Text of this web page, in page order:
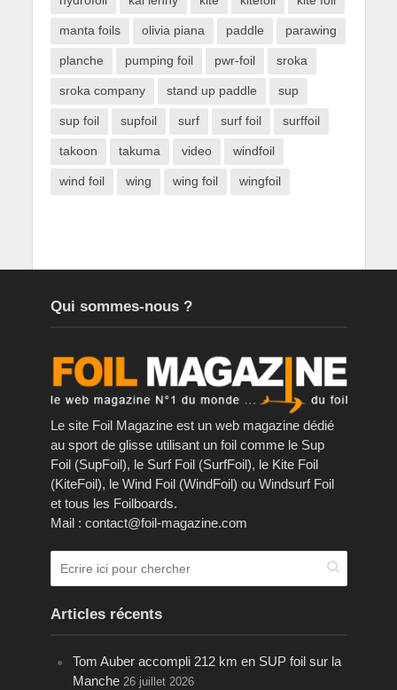
manta foils olivia piana paddle parawing
planche pumping foil pwr-foil sroka
sroka company stand up paddle sup
sup foil supfoil surf surf foil surffoil
takoon takuma video windfoil
wind foil wing wing foil wingfoil
Qui sommes-nous ?
Le site Foil Magazine est un web magazine dédié
au sport de glisse utilisant un foil comme le Sup
Foil (SupFoil), le Surf Foil (SurfFoil), le Kite Foil
(KiteFoil), le Wind Foil (WindFoil) ou Windsurf Foil
et tous les Foilboards.
Mail : contact@foil-magazine.com
Articles récents
Tom Auber accompli 212 km en SUP foil sur la
Manche 26 juillet 2026